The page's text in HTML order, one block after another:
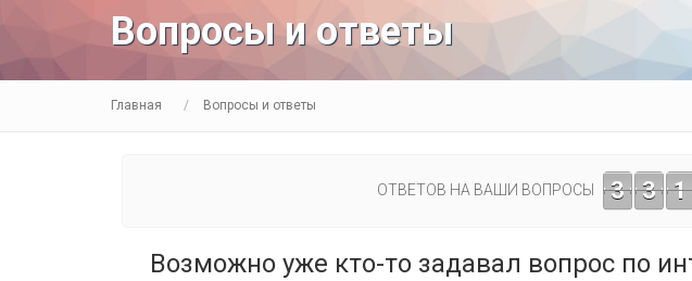
Вопросы и ответы
Главная Вопросы и ответы
ОТВЕТОВ НА ВАШИ ВОПРОСЫ 3 3 1
Возможно уже кто-то задавал вопрос по